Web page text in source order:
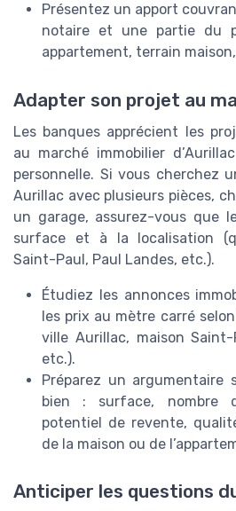
Présentez un apport
notaire et une partie du
appartement, terrain
Adapter son projet au
Les banques apprécient les
au marché immobilier
personnelle. Si vous cherchez
Aurillac avec plusieurs pièces,
un garage, assurez-vous que
surface et à la localisation
Saint-Paul, Paul Landes, etc.).
Étudiez les annonces
les prix au mètre carré
ville Aurillac, maison Saint-
etc.).
Préparez un argumentaire
bien : surface, nombre
potentiel de revente,
de la maison ou de
Anticiper les questions